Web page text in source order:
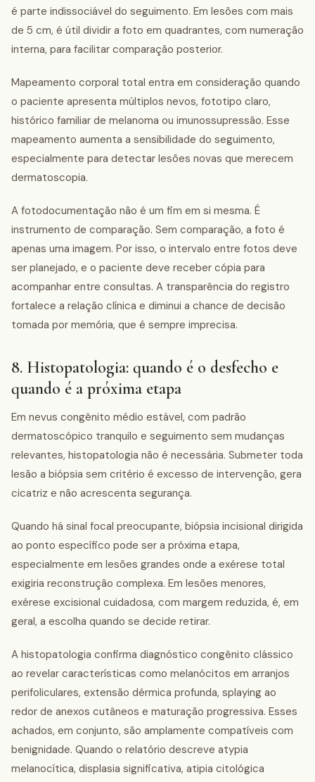
é parte indissociável do seguimento. Em lesões com mais
de 5 cm, é útil dividir a foto em quadrantes, com numeração
interna, para facilitar comparação posterior.
Mapeamento corporal total entra em consideração quando
o paciente apresenta múltiplos nevos, fototipo claro,
histórico familiar de melanoma ou imunossupressão. Esse
mapeamento aumenta a sensibilidade do seguimento,
especialmente para detectar lesões novas que merecem
dermatoscopia.
A fotodocumentação não é um fim em si mesma. É
instrumento de comparação. Sem comparação, a foto é
apenas uma imagem. Por isso, o intervalo entre fotos deve
ser planejado, e o paciente deve receber cópia para
acompanhar entre consultas. A transparência do registro
fortalece a relação clínica e diminui a chance de decisão
tomada por memória, que é sempre imprecisa.
8. Histopatologia: quando é o desfecho e
quando é a próxima etapa
Em nevus congênito médio estável, com padrão
dermatoscópico tranquilo e seguimento sem mudanças
relevantes, histopatologia não é necessária. Submeter toda
lesão a biópsia sem critério é excesso de intervenção, gera
cicatriz e não acrescenta segurança.
Quando há sinal focal preocupante, biópsia incisional dirigida
ao ponto específico pode ser a próxima etapa,
especialmente em lesões grandes onde a exérese total
exigiria reconstrução complexa. Em lesões menores,
exérese excisional cuidadosa, com margem reduzida, é, em
geral, a escolha quando se decide retirar.
A histopatologia confirma diagnóstico congênito clássico
ao revelar características como melanócitos em arranjos
perifoliculares, extensão dérmica profunda, splaying ao
redor de anexos cutâneos e maturação progressiva. Esses
achados, em conjunto, são amplamente compatíveis com
benignidade. Quando o relatório descreve atypia
melanocítica, displasia significativa, atipia citológica